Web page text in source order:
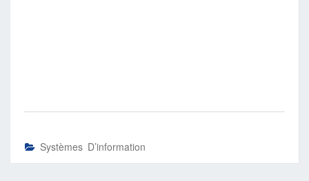
Systèmes D’information